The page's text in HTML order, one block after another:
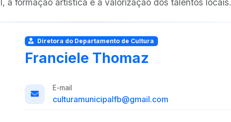
a formação artística e a valorização dos talentos locais.
Diretora do Departamento de Cultura
Franciele Thomaz
E-mail
culturamunicipalfb@gmail.com